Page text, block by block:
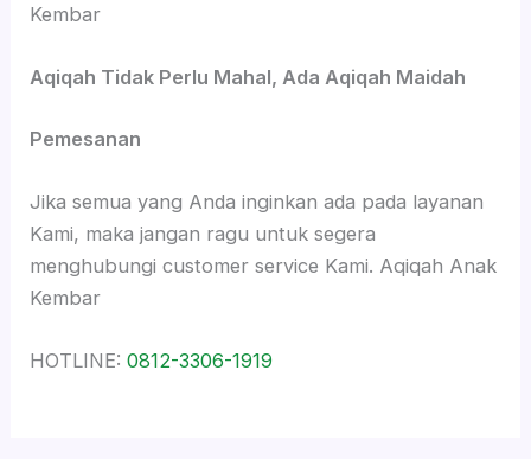
Kembar
Aqiqah Tidak Perlu Mahal, Ada Aqiqah Maidah
Pemesanan
Jika semua yang Anda inginkan ada pada layanan
Kami, maka jangan ragu untuk segera
menghubungi customer service Kami. Aqiqah Anak
Kembar
HOTLINE: 0812-3306-1919